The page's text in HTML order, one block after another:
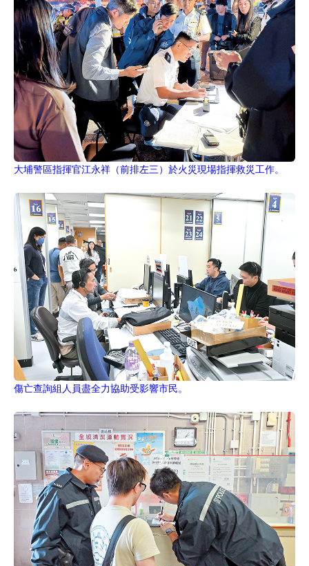
大埔警區指揮官江永祥（前排左三）於火災現場指揮救災工作。
傷亡查詢組人員盡全力協助受影響市民。